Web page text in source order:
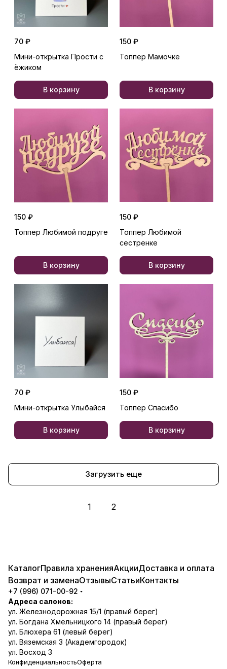
70 ₽
Мини-открытка Прости с
ёжиком
В корзину
150 ₽
Топпер Мамочке
В корзину
150 ₽
Топпер Любимой подруге
В корзину
150 ₽
Топпер Любимой
сестренке
В корзину
70 ₽
Мини-открытка Улыбайся
В корзину
150 ₽
Топпер Спасибо
В корзину
Загрузить еще
1 2
КаталогПравила храненияАкцииДоставка и оплата
Возврат и заменаОтзывыСтатьиКонтакты
+7 (996) 071-00-92
Адреса салонов:
ул. Железнодорожная 15/1 (правый берег)
ул. Богдана Хмельницкого 14 (правый берег)
ул. Блюхера 61 (левый берег)
ул. Вяземская 3 (Академгородок)
ул. Восход 3
КонфиденциальностьОферта